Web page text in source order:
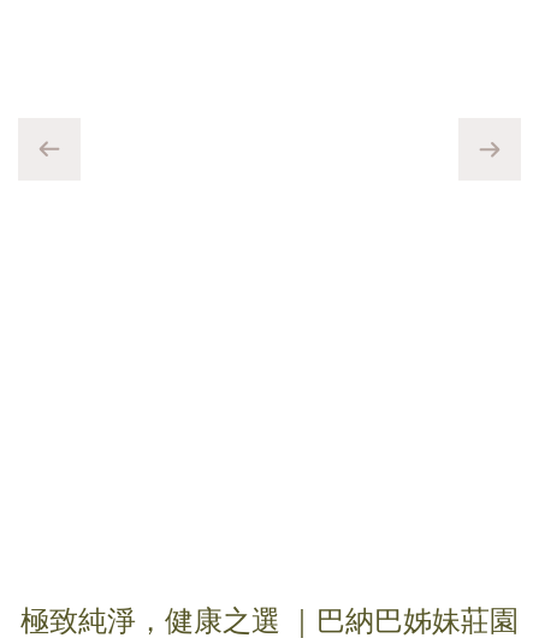
極致純淨，健康之選 ｜巴納巴姊妹莊園